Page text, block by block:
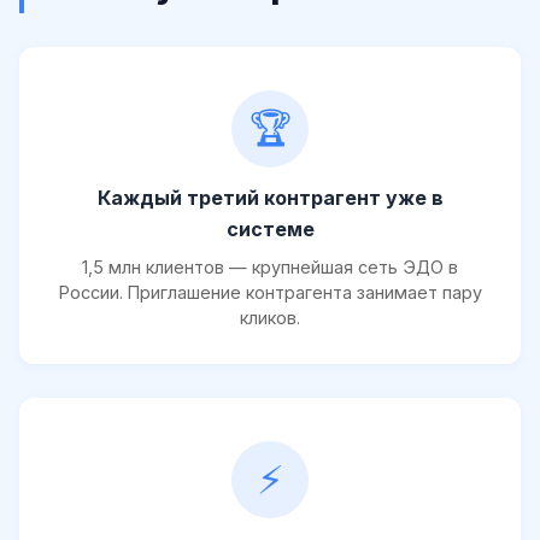
🏆
Каждый третий контрагент уже в
системе
1,5 млн клиентов — крупнейшая сеть ЭДО в
России. Приглашение контрагента занимает пару
кликов.
⚡